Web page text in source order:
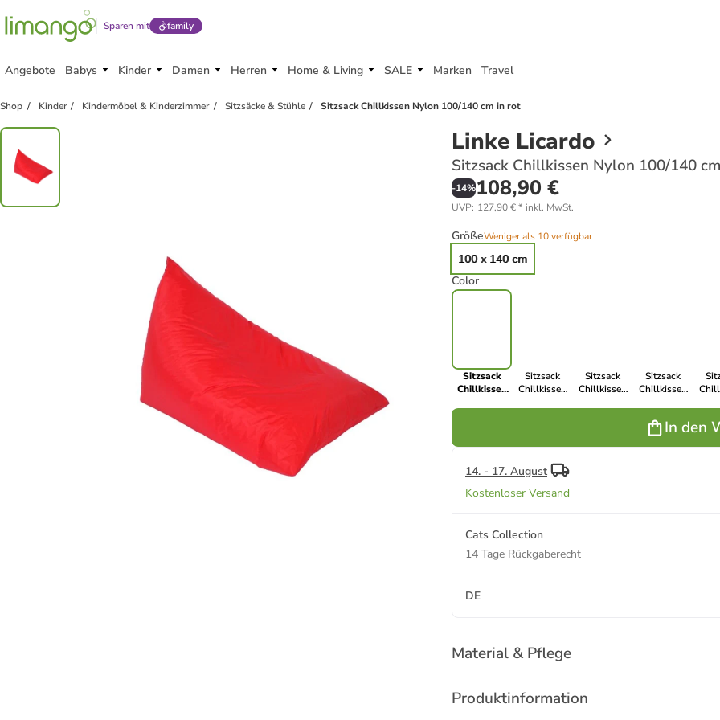
Sparen mit family
Angebote Babys Kinder Damen Herren Home & Living SALE Marken Travel
Shop Kinder Kindermöbel & Kinderzimmer Sitzsäcke & Stühle Sitzsack Chillkissen Nylon 100/140 cm in rot
Linke Licardo
Sitzsack Chillkissen Nylon 100/140
-14%108,90 €
UVP: 127,90 €* inkl. MwSt.
GrößeWeniger als 10 verfügbar
100 x 140 cm
Color
Sitzsack
Chillkissen
Sitzsack
Chillkissen
Sitzsack
Chillkissen
Sitzsack
Chillkissen
in gelb
in
In den
14. - 17. August
Kostenloser Versand
Cats Collection
14 Tage Rückgaberecht
DE
Material & Pflege
Produktinformation